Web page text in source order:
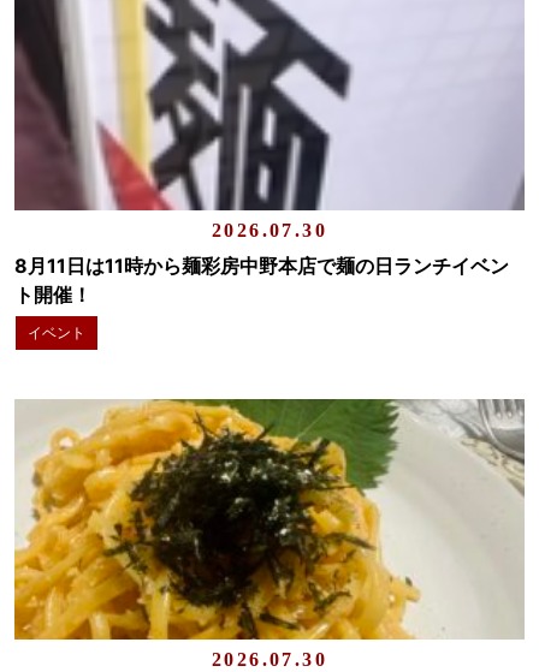
2026.07.30
8月11日は11時から麺彩房中野本店で麺の日ランチイベン
ト開催！
イベント
2026.07.30